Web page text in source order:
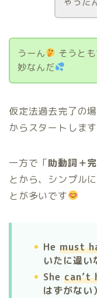
うーん
そうと
妙なんだ
仮定法過去完了の
からスタートします
一方で「助動詞＋
とから、シンプル
とが多いです
He must
いたに違い
She can’t
はずがない）